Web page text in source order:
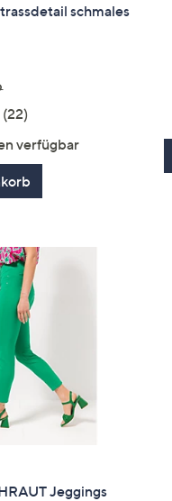
schmales
4.5
(22)
verfügbar
Jeggings